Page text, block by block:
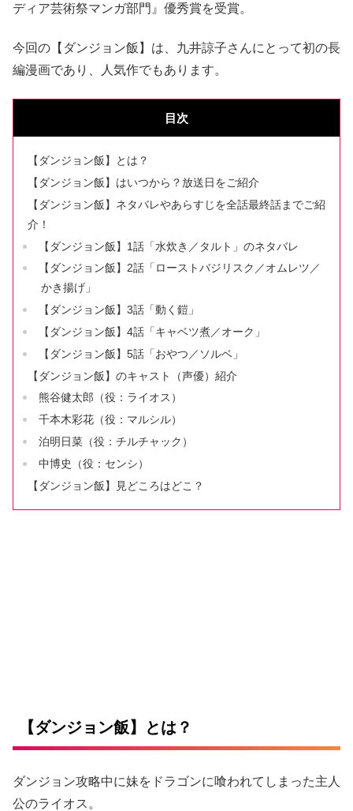
ディア芸術祭マンガ部門』優秀賞を受賞。
今回の【ダンジョン飯】は、九井諒子さんにとって初の長
編漫画であり、人気作でもあります。
目次
【ダンジョン飯】とは？
【ダンジョン飯】はいつから？放送日をご紹介
【ダンジョン飯】ネタバレやあらすじを全話最終話までご紹
介！
【ダンジョン飯】1話「水炊き／タルト」のネタバレ
【ダンジョン飯】2話「ローストバジリスク／オムレツ／
かき揚げ」
【ダンジョン飯】3話「動く鎧」
【ダンジョン飯】4話「キャベツ煮／オーク」
【ダンジョン飯】5話「おやつ／ソルベ」
【ダンジョン飯】のキャスト（声優）紹介
熊谷健太郎（役：ライオス）
千本木彩花（役：マルシル）
泊明日菜（役：チルチャック）
中博史（役：センシ）
【ダンジョン飯】見どころはどこ？
【ダンジョン飯】とは？
ダンジョン攻略中に妹をドラゴンに喰われてしまった主人
公のライオス。